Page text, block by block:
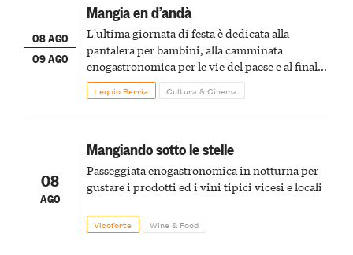
08 AGO
09 AGO
Mangia en d’andà
L'ultima giornata di festa è dedicata alla
pantalera per bambini, alla camminata
enogastronomica per le vie del paese e al finale
pirotecnico
Lequio Berria Cultura & Cinema
08
AGO
Mangiando sotto le stelle
Passeggiata enogastronomica in notturna per
gustare i prodotti ed i vini tipici vicesi e locali
Vicoforte Wine & Food